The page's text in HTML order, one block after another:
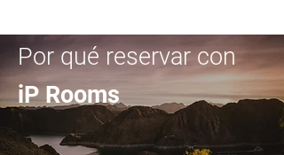
Por qué reservar con
iP Rooms